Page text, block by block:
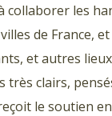
collaborer les
de France,
et autres
très clairs,
le soutien